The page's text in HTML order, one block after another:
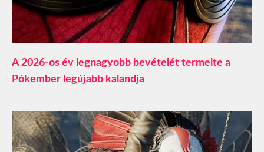
A 2026-os év legnagyobb bevételét termelte a
Pókember legújabb kalandja